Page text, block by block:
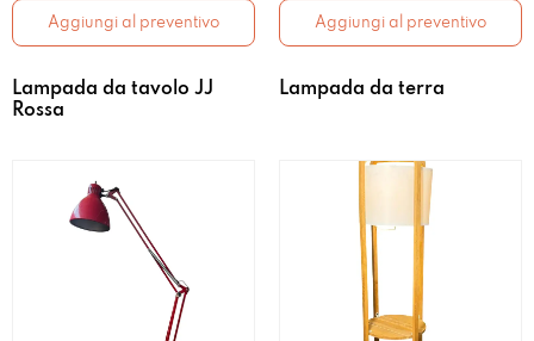
Aggiungi al preventivo Aggiungi al preventivo
Lampada da tavolo JJ
Rossa
Lampada da terra